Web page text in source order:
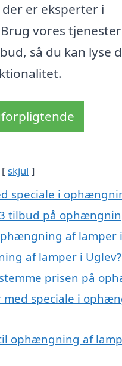
er eksperter i
vores tjenester
så du kan lyse
skjul
speciale i
tilbud på
af lamper
af lamper i Uglev?
prisen på
speciale i
ophængning af